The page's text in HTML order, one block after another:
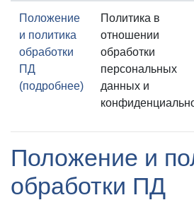
Положение
и политика
обработки
ПД
(подробнее)
Политика в
отношении
обработки
персональных
данных и
Положение и
обработки ПД